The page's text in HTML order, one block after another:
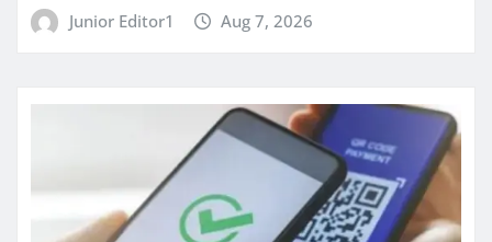
Junior Editor1 Aug 7, 2026